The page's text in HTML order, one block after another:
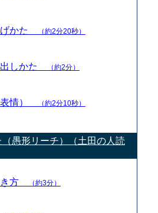
げかた （約2分20秒）
出しかた （約2分）
表情） （約2分10秒）
愚形リーチ）（土田の人読
き方 （約3分）